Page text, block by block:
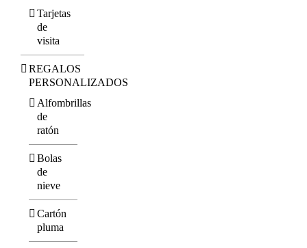
Tarjetas
de
visita
REGALOS
PERSONALIZADOS
Alfombrillas
de
ratón
Bolas
de
nieve
Cartón
pluma